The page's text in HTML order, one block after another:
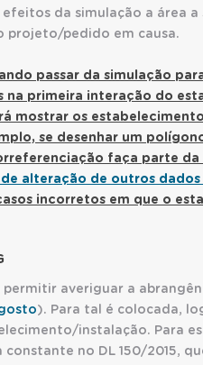
efeitos da simulação a área
projeto/pedido em causa.
passar da simulação
na primeira interação do
mostrar os
se desenhar um
faça parte
alteração de outros
incorretos em que o
permitir averiguar a
). Para tal é colocada,
instalação. Para
constante no DL 150/2015,